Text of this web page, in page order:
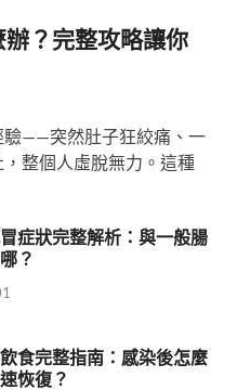
？完整攻略讓你
驗——突然肚子狂絞痛、一
整個人虛脫無力。這種
症狀完整解析：與一般腸
？
食完整指南：感染後怎麼
恢復？